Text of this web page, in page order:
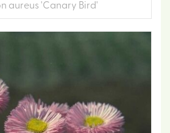
aureus 'Canary Bird'